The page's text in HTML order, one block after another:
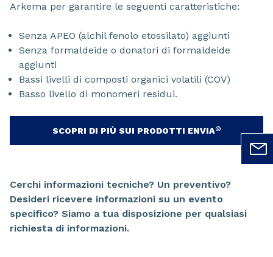
Arkema per garantire le seguenti caratteristiche:
Senza APEO (alchil fenolo etossilato) aggiunti
Senza formaldeide o donatori di formaldeide
aggiunti
Bassi livelli di composti organici volatili (COV)
Basso livello di monomeri residui.
SCOPRI DI PIÙ SUI PRODOTTI ENVIA®
Cerchi informazioni tecniche? Un preventivo?
Desideri ricevere informazioni su un evento
specifico? Siamo a tua disposizione per qualsiasi
richiesta di informazioni.